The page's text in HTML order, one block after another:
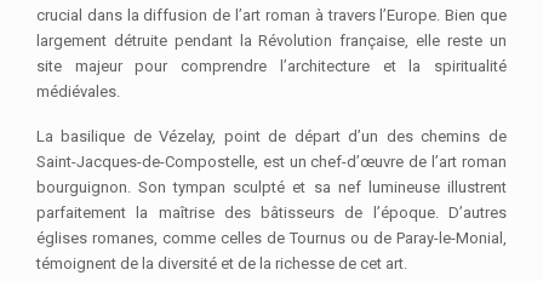
crucial dans la diffusion de l’art roman à travers l’Europe. Bien que
largement détruite pendant la Révolution française, elle reste un
site majeur pour comprendre l’architecture et la spiritualité
médiévales.
La basilique de Vézelay, point de départ d’un des chemins de
Saint-Jacques-de-Compostelle, est un chef-d’œuvre de l’art roman
bourguignon. Son tympan sculpté et sa nef lumineuse illustrent
parfaitement la maîtrise des bâtisseurs de l’époque. D’autres
églises romanes, comme celles de Tournus ou de Paray-le-Monial,
témoignent de la diversité et de la richesse de cet art.